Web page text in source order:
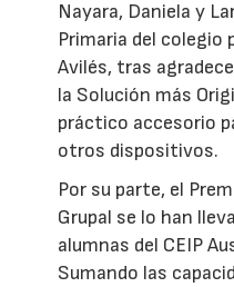
Nayara, Daniela y
Primaria del colegio
Avilés, tras
la Solución más
práctico accesorio
otros dispositivos.
Por su parte, el
Grupal se lo han
alumnas del CEIP
Sumando las